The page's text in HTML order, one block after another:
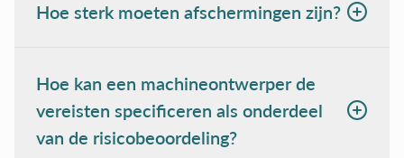
Hoe sterk moeten afschermingen zijn?
Hoe kan een machineontwerper de
vereisten specificeren als onderdeel
van de risicobeoordeling?